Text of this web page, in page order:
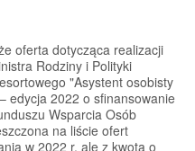
oferta dotycząca realizacji
Rodziny i Polityki
"Asystent osobisty
edycja 2022 o sfinansowanie
Wsparcia Osób
na liście ofert
w 2022 r. ale z kwotą o